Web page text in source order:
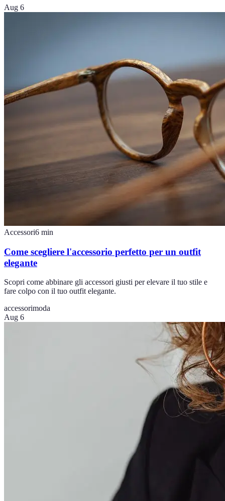
Aug 6
Accessori6 min
Come scegliere l'accessorio perfetto per un outfit
elegante
Scopri come abbinare gli accessori giusti per elevare il tuo stile e
fare colpo con il tuo outfit elegante.
accessorimoda
Aug 6